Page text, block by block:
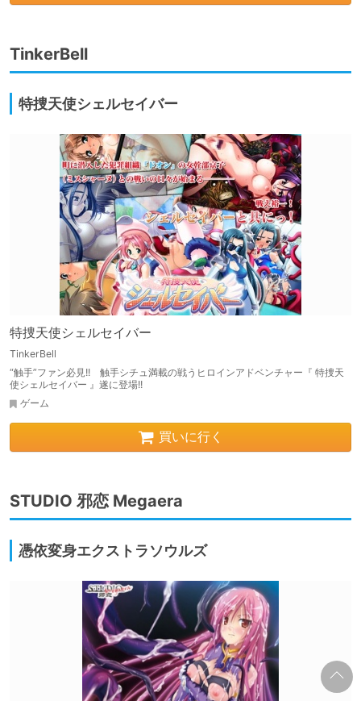
TinkerBell
特捜天使シェルセイバー
特捜天使シェルセイバー
TinkerBell
“触手”ファン必見!! 触手シチュ満載の戦うヒロインアドベンチャー『 特捜天
使シェルセイバー 』遂に登場!!
ゲーム
買いに行く
STUDIO 邪恋 Megaera
憑依変身エクストラソウルズ